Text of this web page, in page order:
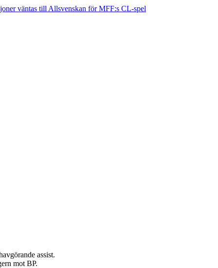
väntas till Allsvenskan för MFF:s CL-spel
assist.
mot BP.